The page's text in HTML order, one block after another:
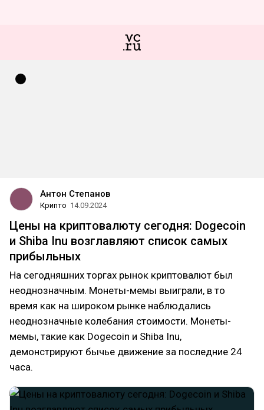
Антон Степанов
Крипто 14.09.2024
Цены на криптовалюту сегодня: Dogecoin
и Shiba Inu возглавляют список самых
прибыльных
На сегодняшних торгах рынок криптовалют был
неоднозначным. Монеты-мемы выиграли, в то
время как на широком рынке наблюдались
неоднозначные колебания стоимости. Монеты-
мемы, такие как Dogecoin и Shiba Inu,
демонстрируют бычье движение за последние 24
часа.